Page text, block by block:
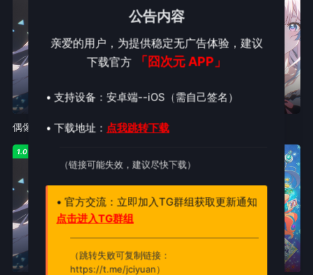
完结
偶像大师灰姑娘女孩第二季
已完结
偶像大师
1.0
12全
公告内容
亲爱的用户，为提供稳定无广告体验，建议
下载官方
「囧次元 APP」
• 支持设备：安卓端--iOS（需自己签名）
• 下载地址： 点我跳转下载
（链接可能失效，建议尽快下载）
• 官方交流：立即加入TG群组获取更新通知
点击进入TG群组
（跳转失败可复制链接：
https://t.me/jciyuan）